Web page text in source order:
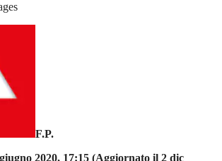
F.P.
2020, 17:15 (Aggiornato il 2 dic